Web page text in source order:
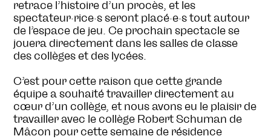
retrace l’histoire d’un procès, et les
spectateur·rice·s seront placé·e·s tout autour
de l’espace de jeu. Ce prochain spectacle se
jouera directement dans les salles de classe
des collèges et des lycées.
C’est pour cette raison que cette grande
équipe a souhaité travailler directement au
cœur d’un collège, et nous avons eu le plaisir de
travailler avec le collège Robert Schuman de
Mâcon pour cette semaine de résidence